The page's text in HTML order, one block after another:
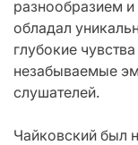
разнообразием
обладал
глубокие
незабываемые
слушателей.
Чайковский был